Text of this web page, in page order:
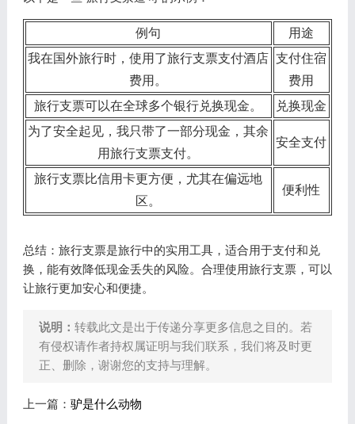
例句
用途
我在国外旅行时，使用了旅行支票支付酒店
费用。
支付住宿
费用
旅行支票可以在全球多个银行兑换现金。
兑换现金
为了安全起见，我只带了一部分现金，其余
用旅行支票支付。
安全支付
旅行支票比信用卡更方便，尤其在偏远地
区。
便利性
总结：旅行支票是旅行中的实用工具，适合用于支付和兑
换，能有效降低现金丢失的风险。合理使用旅行支票，可以
让旅行更加安心和便捷。
说明： 转载此文是出于传递分享更多信息之目的。若
有侵权请作者持权属证明与我们联系，我们将及时更
正、删除，谢谢您的支持与理解。
上一篇： 驴是什么动物